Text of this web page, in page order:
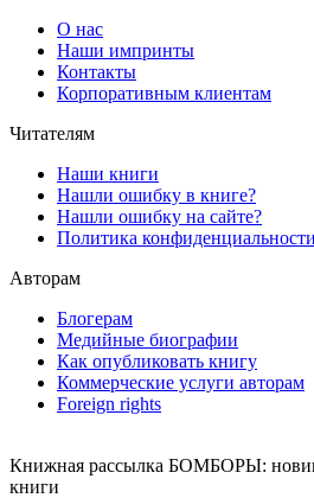
О нас
Наши импринты
Контакты
Корпоративным клиентам
Читателям
Наши книги
Нашли ошибку в книге?
Нашли ошибку на сайте?
Политика конфиденциальности
Авторам
Блогерам
Медийные биографии
Как опубликовать книгу
Коммерческие услуги авторам
Foreign rights
Книжная рассылка БОМБОРЫ:
книги